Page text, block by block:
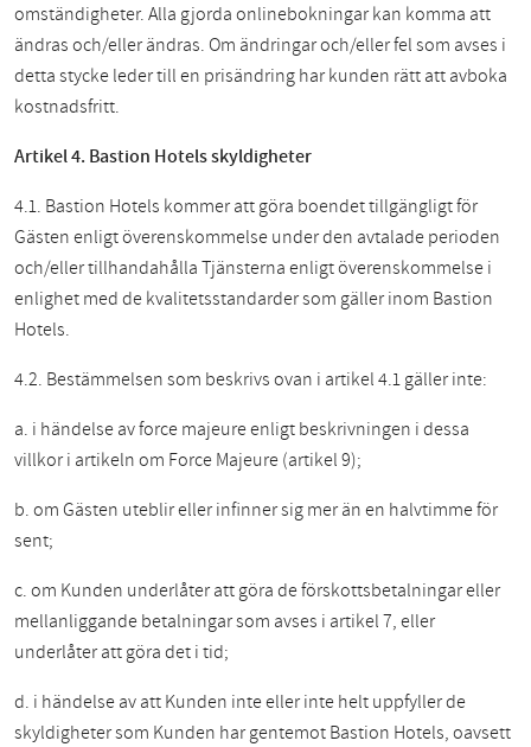
omständigheter. Alla gjorda onlinebokningar kan komma att
ändras och/eller ändras. Om ändringar och/eller fel som avses i
detta stycke leder till en prisändring har kunden rätt att avboka
kostnadsfritt.
Artikel 4. Bastion Hotels skyldigheter
4.1. Bastion Hotels kommer att göra boendet tillgängligt för
Gästen enligt överenskommelse under den avtalade perioden
och/eller tillhandahålla Tjänsterna enligt överenskommelse i
enlighet med de kvalitetsstandarder som gäller inom Bastion
Hotels.
4.2. Bestämmelsen som beskrivs ovan i artikel 4.1 gäller inte:
a. i händelse av force majeure enligt beskrivningen i dessa
villkor i artikeln om Force Majeure (artikel 9);
b. om Gästen uteblir eller infinner sig mer än en halvtimme för
sent;
c. om Kunden underlåter att göra de förskottsbetalningar eller
mellanliggande betalningar som avses i artikel 7, eller
underlåter att göra det i tid;
d. i händelse av att Kunden inte eller inte helt uppfyller de
skyldigheter som Kunden har gentemot Bastion Hotels, oavsett